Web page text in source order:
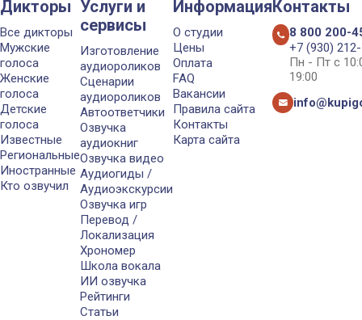
Дикторы
Все дикторы
Мужские
голоса
Женские
голоса
Детские
голоса
Известные
Региональные
Иностранные
Кто озвучил
Услуги и
сервисы
Изготовление
аудиороликов
Сценарии
аудиороликов
Автоответчики
Озвучка
аудиокниг
Озвучка видео
Аудиогиды /
Аудиоэкскурсии
Озвучка игр
Перевод /
Локализация
Хрономер
Школа вокала
ИИ озвучка
Рейтинги
Статьи
Информация
О студии
Цены
Оплата
FAQ
Вакансии
Правила сайта
Контакты
Карта сайта
Контакты
8 800 200-
+7 (930)
Пн - Пт с
19:00